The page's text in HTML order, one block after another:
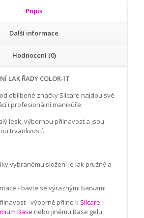
Popis
Další informace
Hodnocení (0)
LAK ŘADY COLOR-IT
oblíbené značky Silcare najdou své
i profesionální manikůře.
lesk, výbornou přilnavost a jsou
trvanlivostí.
vybranému složení je lak pružný a
- bavte se výraznými barvami
- výborně přilne k Silcare
Base nebo jinému Base gelu